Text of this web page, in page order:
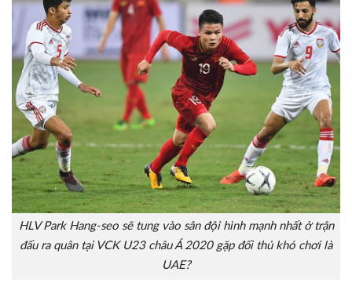
HLV Park Hang-seo sẽ tung vào sân đội hình mạnh nhất ở trận
đấu ra quân tại VCK U23 châu Á 2020 gặp đối thủ khó chơi là
UAE?